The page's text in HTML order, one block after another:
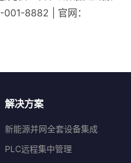
8882 | 官网：
解决方案
新能源并网全套设备集成
PLC远程集中管理